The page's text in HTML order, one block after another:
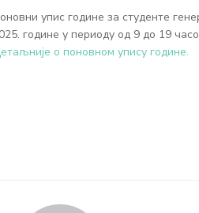
упис године за студенте
године у периоду од 9 до 19
о поновном упису године.